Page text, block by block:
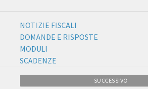
NOTIZIE FISCALI
DOMANDE E RISPOSTE
MODULI
SCADENZE
SUCCESSIVO